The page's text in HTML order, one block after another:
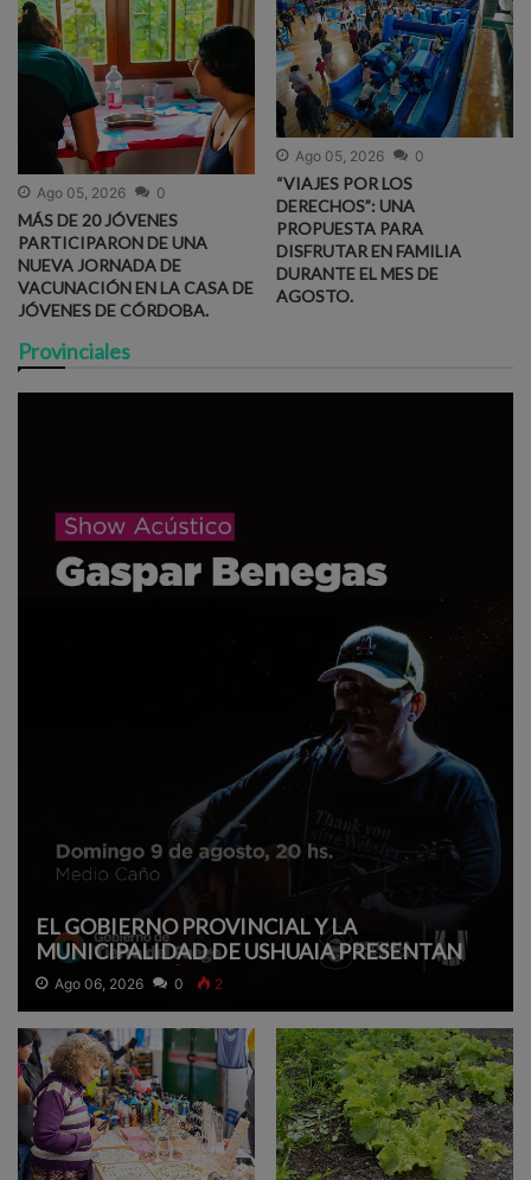
Ago 05, 2026 0
MÁS DE 20 JÓVENES
PARTICIPARON DE UNA
NUEVA JORNADA DE
VACUNACIÓN EN LA CASA DE
JÓVENES DE CÓRDOBA.
Ago 05, 2026 0
“VIAJES POR LOS
DERECHOS”: UNA
PROPUESTA PARA
DISFRUTAR EN FAMILIA
DURANTE EL MES DE
AGOSTO.
Provinciales
EL GOBIERNO PROVINCIAL Y LA
MUNICIPALIDAD DE USHUAIA PRESENTAN
UN SHOW ACÚSTICO GRATUITO DE GASPAR
BENEGAS.
Ago 06, 2026 0 2